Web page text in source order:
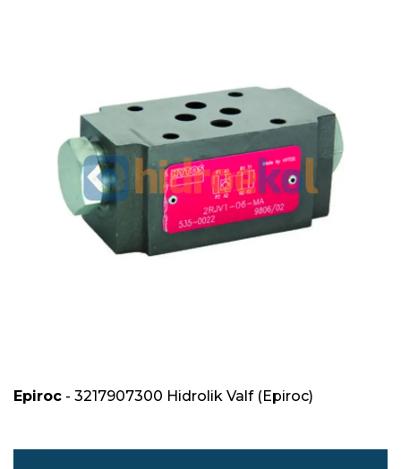
Epiroc - 3217907300 Hidrolik Valf (Epiroc)